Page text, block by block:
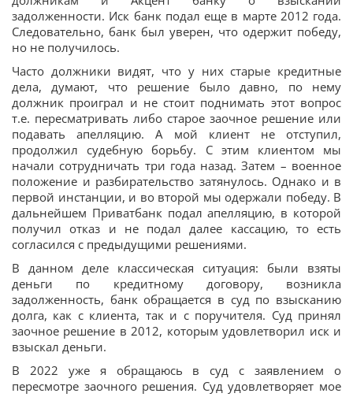
задолженности. Иск банк подал еще в марте 2012 года.
Следовательно, банк был уверен, что одержит победу,
но не получилось.
Часто должники видят, что у них старые кредитные
дела, думают, что решение было давно, по нему
должник проиграл и не стоит поднимать этот вопрос
т.е. пересматривать либо старое заочное решение или
подавать апелляцию. А мой клиент не отступил,
продолжил судебную борьбу. С этим клиентом мы
начали сотрудничать три года назад. Затем – военное
положение и разбирательство затянулось. Однако и в
первой инстанции, и во второй мы одержали победу. В
дальнейшем Приватбанк подал апелляцию, в которой
получил отказ и не подал далее кассацию, то есть
согласился с предыдущими решениями.
В данном деле классическая ситуация: были взяты
деньги по кредитному договору, возникла
задолженность, банк обращается в суд по взысканию
долга, как с клиента, так и с поручителя. Суд принял
заочное решение в 2012, которым удовлетворил иск и
взыскал деньги.
В 2022 уже я обращаюсь в суд с заявлением о
пересмотре заочного решения. Суд удовлетворяет мое